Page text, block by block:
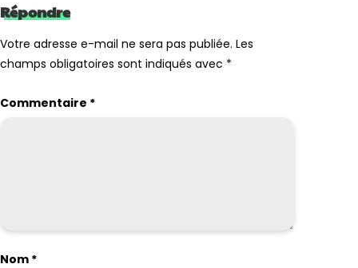
Répondre
Votre adresse e-mail ne sera pas publiée. Les
champs obligatoires sont indiqués avec *
Commentaire *
Nom *